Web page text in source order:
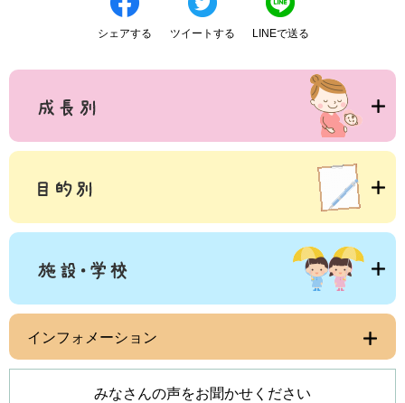
シェアする ツイートする LINEで送る
インフォメーション
みなさんの声をお聞かせください